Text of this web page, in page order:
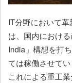
IT分野において
は、国内におけ
India」構想を打
ては稼働させてい
これによる重工